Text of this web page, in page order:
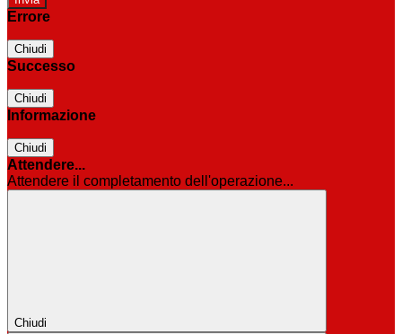
Errore
Chiudi
Successo
Chiudi
Informazione
Chiudi
Attendere...
Attendere il completamento dell'operazione...
Chiudi